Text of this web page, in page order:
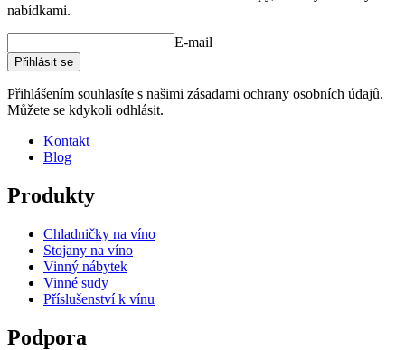
nabídkami.
E-mail
Přihlásit se
Přihlášením souhlasíte s našimi zásadami ochrany osobních údajů.
Můžete se kdykoli odhlásit.
Kontakt
Blog
Produkty
Chladničky na víno
Stojany na víno
Vinný nábytek
Vinné sudy
Příslušenství k vínu
Podpora